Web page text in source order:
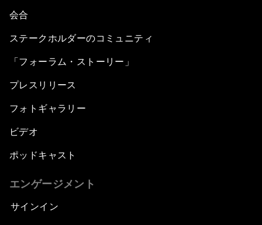
会合
ステークホルダーのコミュニティ
「フォーラム・ストーリー」
プレスリリース
フォトギャラリー
ビデオ
ポッドキャスト
エンゲージメント
サインイン